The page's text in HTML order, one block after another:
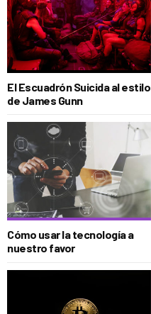
El Escuadrón Suicida al estilo
de James Gunn
Cómo usar la tecnología a
nuestro favor